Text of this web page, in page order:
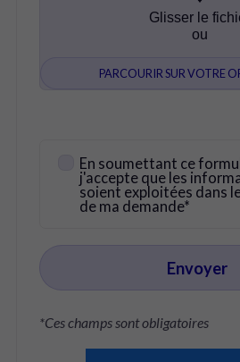
Glisser le
ou
PARCOURIR SUR VOTRE
En soumettant ce
j'accepte que les
soient exploitées dans
de ma demande*
Envoyer
*Ces champs sont obligatoires